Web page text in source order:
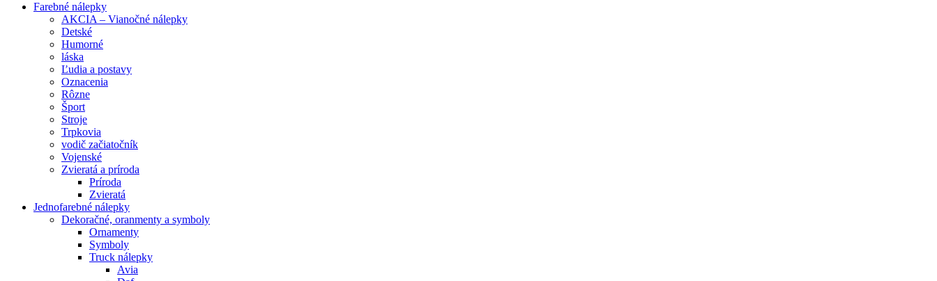
Farebné nálepky
AKCIA – Vianočné nálepky
Detské
Humorné
láska
Ľudia a postavy
Oznacenia
Rôzne
Šport
Stroje
Trpkovia
vodič začiatočník
Vojenské
Zvieratá a príroda
Príroda
Zvieratá
Jednofarebné nálepky
Dekoračné, oranmenty a symboly
Ornamenty
Symboly
Truck nálepky
Avia